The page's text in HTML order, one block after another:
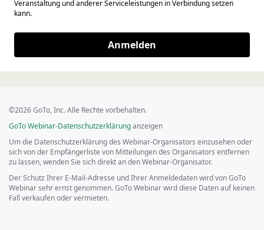
Veranstaltung und anderer Serviceleistungen in Verbindung setzen
kann.
Anmelden
©2026 GoTo, Inc. Alle Rechte vorbehalten.
GoTo Webinar-Datenschutzerklärunganzeigen
Um die Datenschutzerklärung des Webinar-Organisators einzusehen oder
sich von der Empfängerliste von Mitteilungen des Organisators entfernen
zu lassen, wenden Sie sich direkt an den Webinar-Organisator.
Der Schutz Ihrer E-Mail-Adresse und Ihrer Anmeldedaten wird von GoTo
Webinar sehr ernst genommen. GoTo Webinar wird diese Daten auf keinen
Fall verkaufen oder vermieten.